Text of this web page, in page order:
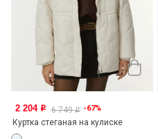
2 204 o 6 749o -67%
Куртка стеганая на кулиске